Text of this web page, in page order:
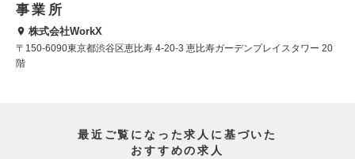
事業所
株式会社WorkX
〒150-6090東京都渋谷区恵比寿 4-20-3 恵比寿ガーデンプレイスタワー 20
階
最近ご覧になった求人に基づいた
おすすめの求人